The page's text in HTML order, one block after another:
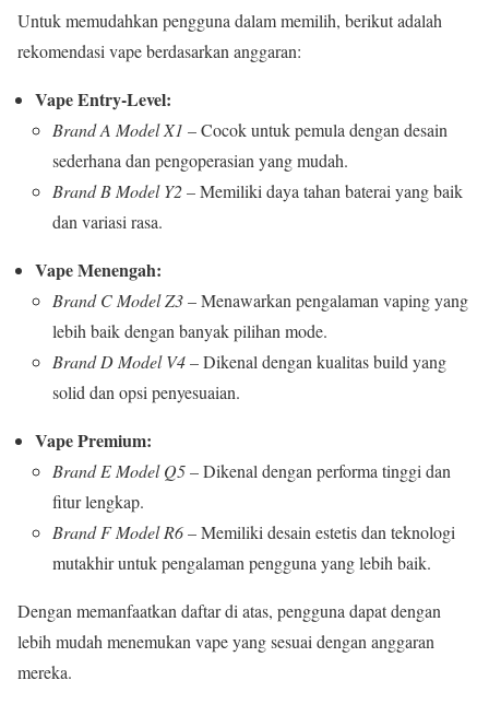
Untuk memudahkan pengguna dalam memilih, berikut adalah
rekomendasi vape berdasarkan anggaran:
Vape Entry-Level:
Brand A Model X1 – Cocok untuk pemula dengan desain
sederhana dan pengoperasian yang mudah.
Brand B Model Y2– Memiliki daya tahan baterai yang baik
dan variasi rasa.
Vape Menengah:
Brand C Model Z3– Menawarkan pengalaman vaping yang
lebih baik dengan banyak pilihan mode.
Brand D Model V4– Dikenal dengan kualitas build yang
solid dan opsi penyesuaian.
Vape Premium:
Brand E Model Q5– Dikenal dengan performa tinggi dan
fitur lengkap.
Brand F Model R6– Memiliki desain estetis dan teknologi
mutakhir untuk pengalaman pengguna yang lebih baik.
Dengan memanfaatkan daftar di atas, pengguna dapat dengan
lebih mudah menemukan vape yang sesuai dengan anggaran
mereka.